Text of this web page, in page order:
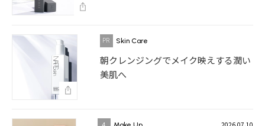
Skin Care
朝クレンジングでメイク映えする潤い
美肌へ